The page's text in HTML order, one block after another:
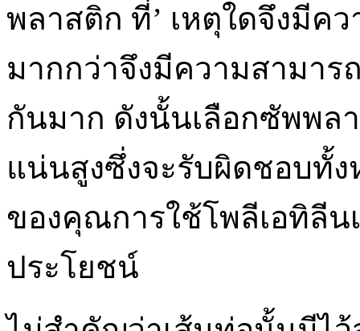
พลาสติก ที่’ เหตุใดจึงมี
มากกว่าจึงมีความสามา
กันมาก ดังนั้นเลือกซัพพล
แน่นสูงซึ่งจะรับผิดชอบทั้
ของคุณการใช้โพลีเอทิลี
ประโยชน์